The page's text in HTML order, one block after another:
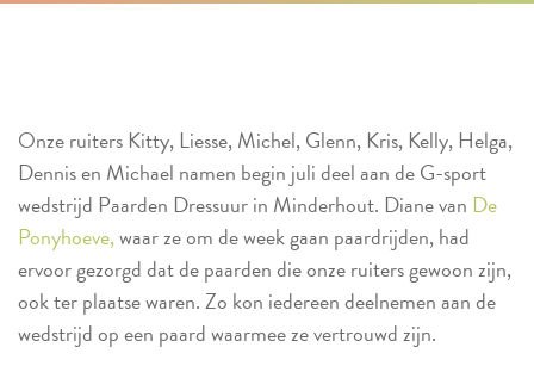
Onze ruiters Kitty, Liesse, Michel, Glenn, Kris, Kelly, Helga,
Dennis en Michael namen begin juli deel aan de G-sport
wedstrijd Paarden Dressuur in Minderhout. Diane van De
Ponyhoeve,waar ze om de week gaan paardrijden, had
ervoor gezorgd dat de paarden die onze ruiters gewoon zijn,
ook ter plaatse waren. Zo kon iedereen deelnemen aan de
wedstrijd op een paard waarmee ze vertrouwd zijn.